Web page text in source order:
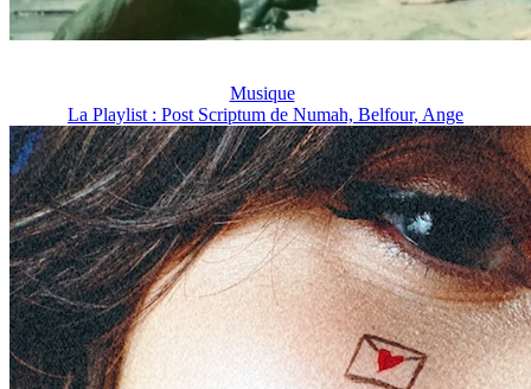
Musique
La Playlist : Post Scriptum de Numah, Belfour, Ange